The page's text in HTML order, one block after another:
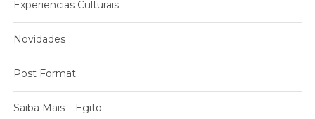
Experiencias Culturais
Novidades
Post Format
Saiba Mais – Egito